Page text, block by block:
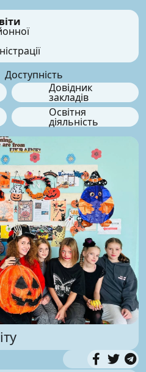
Доступність
Довідник
закладів
Освітня
діяльність